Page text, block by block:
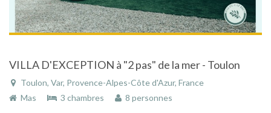
VILLA D'EXCEPTION à "2 pas" de la mer - Toulon
Toulon, Var, Provence-Alpes-Côte d'Azur, France
Mas
3 chambres 8 personnes